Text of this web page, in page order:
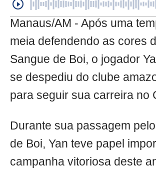
Manaus/AM - Após uma
meia defendendo as cores
Sangue de Boi, o jogador
se despediu do clube
para seguir sua carreira no
Durante sua passagem
de Boi, Yan teve papel
campanha vitoriosa deste